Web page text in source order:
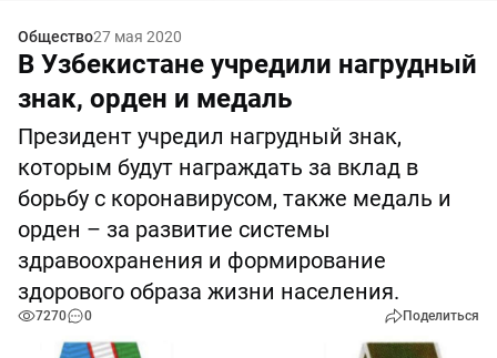
Общество27 мая 2020
В Узбекистане учредили нагрудный
знак, орден и медаль
Президент учредил нагрудный знак,
которым будут награждать за вклад в
борьбу с коронавирусом, также медаль и
орден – за развитие системы
здравоохранения и формирование
здорового образа жизни населения.
7270 0 Поделиться